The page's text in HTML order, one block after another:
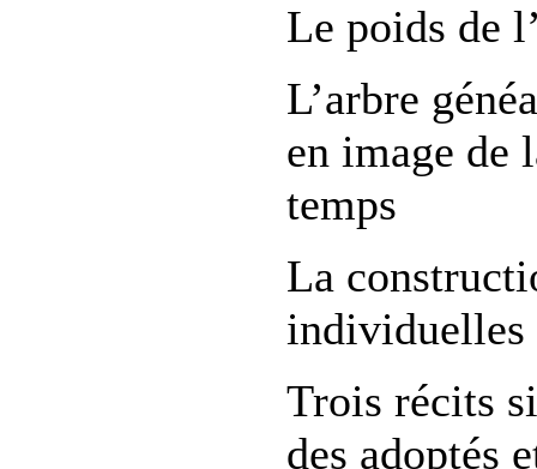
Le poids de
L’arbre
en image de
temps
La
Trois récits
des adoptés